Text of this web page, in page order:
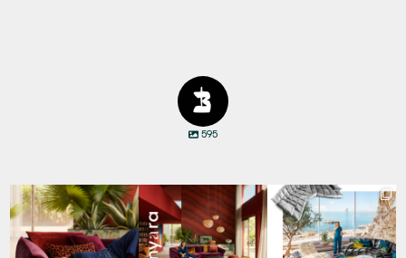
595
Den Kopf anlehnen. Die
Gedanken auf Reisen...
49 0
Manyara. Inspiriert von
der Weite Afrikas....
53 2
Für jeden Lieblingsplatz
die passende Cloud.
☁️...